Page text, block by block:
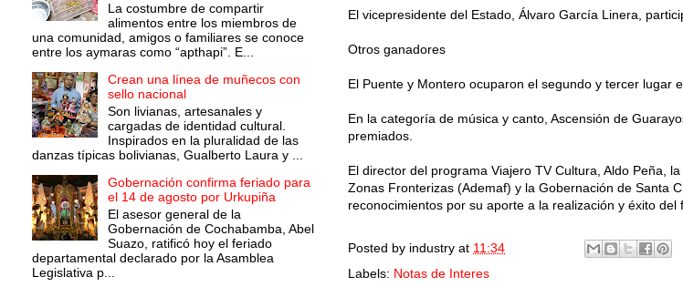
El vicepresidente del Estado, Álvaro García Linera,
Otros ganadores
El Puente y Montero ocuparon el segundo y tercer lugar
En la categoría de música y canto, Ascensión de
premiados.
El director del programa Viajero TV Cultura, Aldo Peña,
Zonas Fronterizas (Ademaf) y la Gobernación de Santa
reconocimientos por su aporte a la realización y éxito del
Posted by industry at 11:34
Labels: Notas de Interes
La costumbre de compartir
alimentos entre los miembros de
una comunidad, amigos o familiares se conoce
entre los aymaras como “apthapi”. E...
Crean una línea de muñecos con
sello nacional
Son livianas, artesanales y
cargadas de identidad cultural.
Inspirados en la pluralidad de las
danzas típicas bolivianas, Gualberto Laura y ...
Gobernación confirma feriado para
el 14 de agosto por Urkupiña
El asesor general de la
Gobernación de Cochabamba, Abel
Suazo, ratificó hoy el feriado
departamental declarado por la Asamblea
Legislativa p...